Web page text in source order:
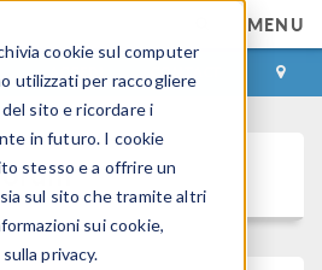
cookie sul computer
utilizzati per raccogliere
sito e ricordare i
in futuro. I cookie
stesso e a offrire un
sul sito che tramite altri
sui cookie,
privacy.
MENU
ACCEDI CONTACT